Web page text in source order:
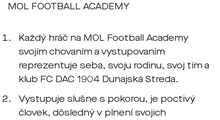
MOL FOOTBALL ACADEMY
Každý hráč na MOL Football Academy
svojím chovaním a vystupovaním
reprezentuje seba, svoju rodinu, svoj tím a
klub FC DAC 1904 Dunajská Streda.
Vystupuje slušne s pokorou, je poctivý
človek, dôsledný v plnení svojich